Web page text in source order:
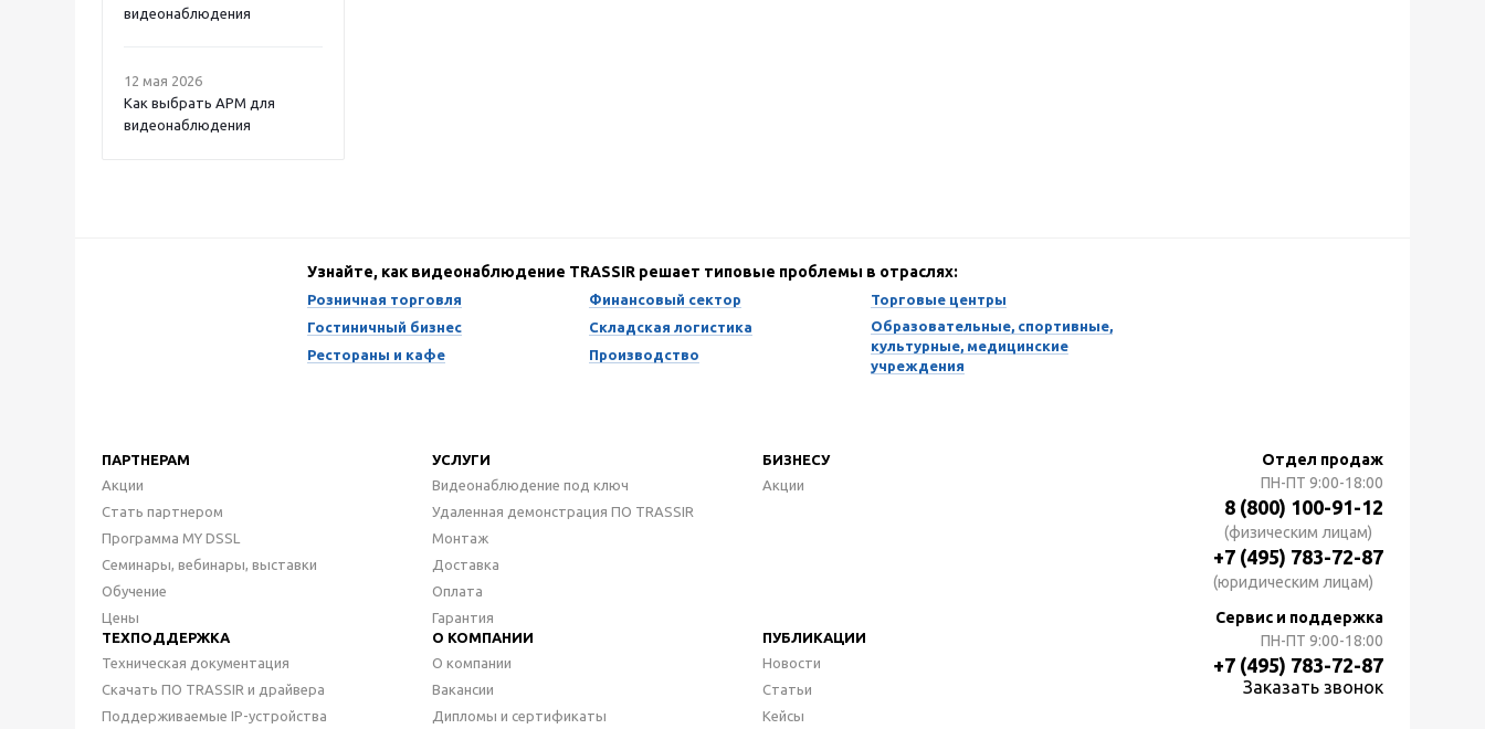
видеонаблюдения
12 мая 2026
Как выбрать APM для
видеонаблюдения
Узнайте, как видеонаблюдение TRASSIR решает типовые проблемы в отраслях:
Розничная торговля
Гостиничный бизнес
Рестораны и кафе
Финансовый сектор
Складская логистика
Производство
Торговые центры
Образовательные, спортивные,
культурные, медицинские
учреждения
ПАРТНЕРАМ
Акции
Стать партнером
Программа MY DSSL
Семинары, вебинары, выставки
Обучение
Цены
УСЛУГИ
Видеонаблюдение под ключ
Удаленная демонстрация ПО TRASSIR
Монтаж
Доставка
Оплата
Гарантия
БИЗНЕСУ
Акции
ТЕХПОДДЕРЖКА
Техническая документация
Скачать ПО TRASSIR и драйвера
Поддерживаемые IP-устройства
О КОМПАНИИ
О компании
Вакансии
Дипломы и сертификаты
ПУБЛИКАЦИИ
Новости
Статьи
Кейсы
Отдел продаж
ПН-ПТ 9:00-18:00
8 (800) 100-91-12
(физическим лицам)
+7 (495) 783-72-87
(юридическим лицам)
Сервис и поддержка
ПН-ПТ 9:00-18:00
+7 (495) 783-72-87
Заказать звонок